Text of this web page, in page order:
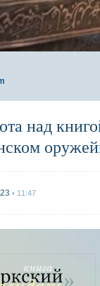
над
• 11:47